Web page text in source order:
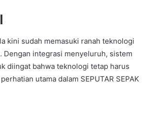
kini sudah memasuki ranah teknologi
Dengan integrasi menyeluruh, sistem
diingat bahwa teknologi tetap harus
utama dalam SEPUTAR SEPAK